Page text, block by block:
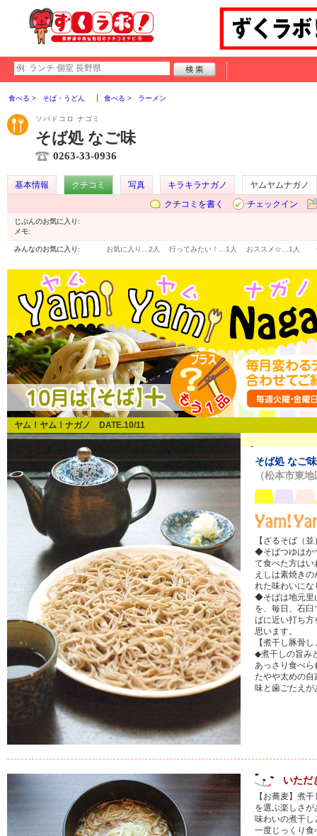
食べる そば・うどん 食べる ラーメン
ソバドコロ ナゴミ
そば処 なご味
0263-33-0936
基本情報 クチコミ 写真 キラキラナガノ
ヤムヤムナガノ
クチコミを書く
チェックイン
じぶんのお気に入り:
メモ:
みんなのお気に入り: お気に入り… 2人 行ってみたい！… 1人 おススメ☆… 1人
ヤム！ヤム！ナガノ DATE.10/11
そば処 なご味
（松本市東
【ざるそば（
◆そばつゆはか
て食べた方はい
えしは素焼き
れた味わいにな
◆そばは地元里
を、毎日、石
ばに近い打ち方
思います。
【煮干し豚骨
◆煮干しの旨み
あっさり食べら
たやや太めの自
味と歯ごたえが
いただ
【お蕎麦】煮
を選ぶ楽しさ
味わいの煮干し
一度じっくり食